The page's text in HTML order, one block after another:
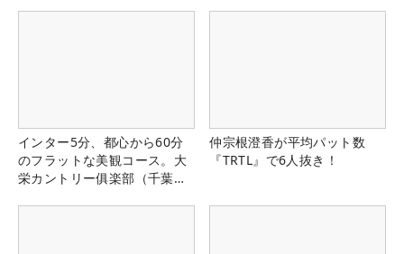
インター5分、都心から60分
のフラットな美観コース。大
栄カントリー俱楽部（千葉
仲宗根澄香が平均パット数
『TRTL』で6人抜き！